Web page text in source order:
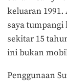
keluaran 1991.
saya
sekitar 15
ini bukan
Penggunaan